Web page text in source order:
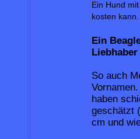
Ein Hund
kosten kann.
Ein
So auch
haben
geschätzt
cm und